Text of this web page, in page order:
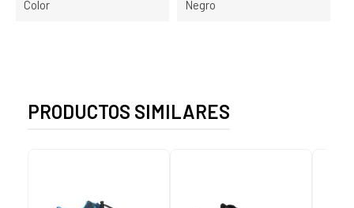
Color Negro
PRODUCTOS SIMILARES